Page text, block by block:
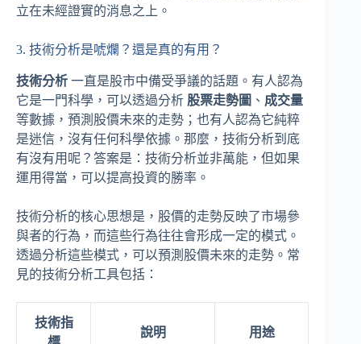
立在未經證實的消息之上。
3. 技術分析是唬爛？還是真的有用？
技術分析 一直是股市中備受爭議的話題。有人認為
它是一門科學，可以透過分析 股票走勢圖 、 成交量
等數據，預測股價未來的走勢；也有人認為它純粹
是迷信，沒有任何科學依據。那麼，技術分析到底
有沒有用呢？答案是：技術分析並非萬能，但如果
運用得當，可以提高投資的勝率。
技術分析的核心思想是，股價的走勢反映了市場參
與者的行為，而這些行為往往會形成一定的模式。
透過分析這些模式，可以預測股價未來的走勢。常
見的技術分析工具包括：
技術指
說明 用途